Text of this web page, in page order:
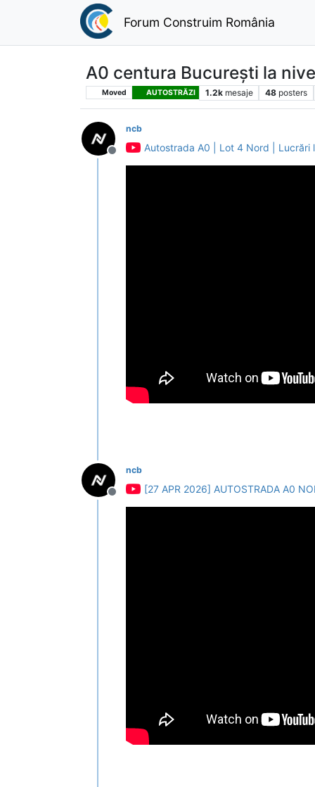
Forum Construim România
A0 centura București la
Moved AUTOSTRĂZI 1.2k mesaje 48 posters
Deconectat
ncb
Autostrada A0 | Lot 4 Nord | Lucrări
Deconectat
ncb
[27 APR 2026] AUTOSTRADA A0